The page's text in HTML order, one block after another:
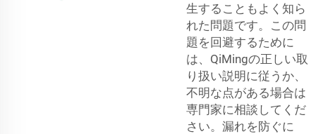
生することもよく知ら
れた問題です。この問
題を回避するために
は、QiMingの正しい取
り扱い説明に従うか、
不明な点がある場合は
専門家に相談してくだ
さい。漏れを防ぐに